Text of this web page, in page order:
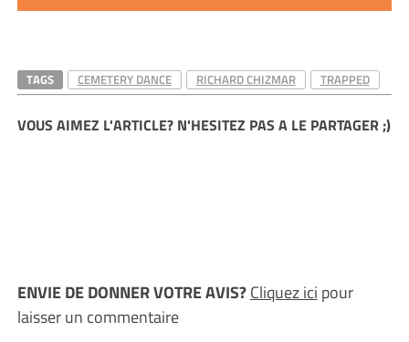
TAGS CEMETERY DANCE RICHARD CHIZMAR TRAPPED
VOUS AIMEZ L'ARTICLE? N'HESITEZ PAS A LE PARTAGER ;)
ENVIE DE DONNER VOTRE AVIS?Cliquez ici pour
laisser un commentaire